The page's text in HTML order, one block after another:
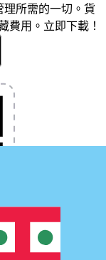
所需的一切。貨
費用。立即下載！